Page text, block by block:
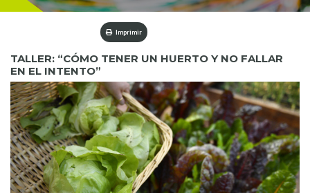
Imprimir
TALLER: “CÓMO TENER UN HUERTO Y NO FALLAR
EN EL INTENTO”